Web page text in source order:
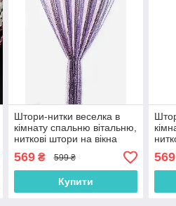
Штори-нитки веселка в
кімнату спальню вітальню,
ниткові штори на вікна
кухні Фіолетово-рожево-
сливові (NS-202)
569₴ 599 ₴
Купити
569